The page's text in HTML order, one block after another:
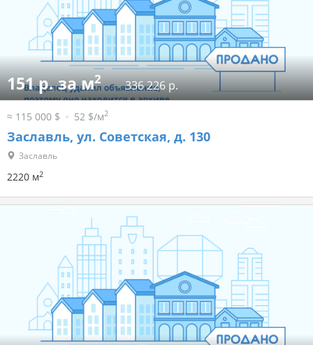
151 р. за м2 336 226 р.
≈ 115 000 $ 52 $/м2
Заславль, ул. Советская, д. 130
Заславль
2220 м2